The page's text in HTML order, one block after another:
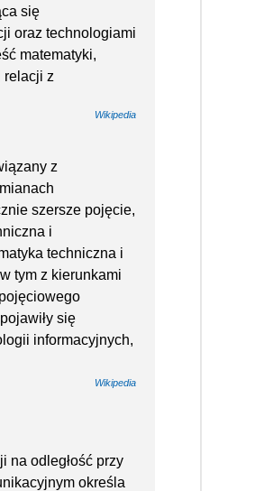
się
oraz technologiami
matematyki,
relacji z
Wikipedia
z
szersze pojęcie,
i
techniczna i
tym z kierunkami
się
informacyjnych,
Wikipedia
na odległość przy
określa